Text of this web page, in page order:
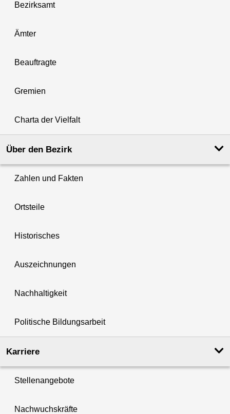
Bezirksamt
Ämter
Beauftragte
Gremien
Charta der Vielfalt
Über den Bezirk
Zahlen und Fakten
Ortsteile
Historisches
Auszeichnungen
Nachhaltigkeit
Politische Bildungsarbeit
Karriere
Stellenangebote
Nachwuchskräfte